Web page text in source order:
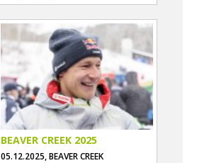
BEAVER CREEK 2025
05.12.2025, BEAVER CREEK